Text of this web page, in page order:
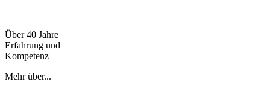
Über 40 Jahre
Erfahrung und
Kompetenz
Mehr über...